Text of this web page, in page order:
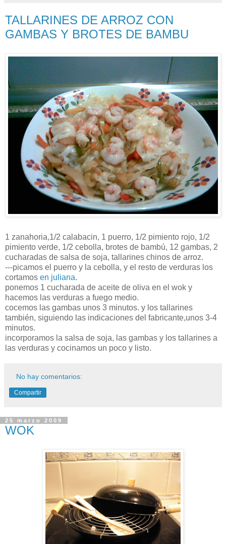
TALLARINES DE ARROZ CON
GAMBAS Y BROTES DE BAMBU
1 zanahoria,1/2 calabacin, 1 puerro, 1/2 pimiento rojo, 1/2
pimiento verde, 1/2 cebolla, brotes de bambú, 12 gambas, 2
cucharadas de salsa de soja, tallarines chinos de arroz.
---picamos el puerro y la cebolla, y el resto de verduras los
cortamos en juliana.
ponemos 1 cucharada de aceite de oliva en el wok y
hacemos las verduras a fuego medio.
cocemos las gambas unos 3 minutos. y los tallarines
también, siguiendo las indicaciones del fabricante,unos 3-4
minutos.
incorporamos la salsa de soja, las gambas y los tallarines a
las verduras y cocinamos un poco y listo.
No hay comentarios:
Compartir
25 marzo 2009
WOK